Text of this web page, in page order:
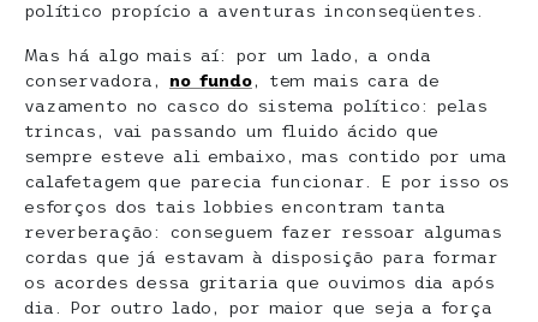
político propício a aventuras inconseqüentes.
Mas há algo mais aí: por um lado, a onda
conservadora, no fundo, tem mais cara de
vazamento no casco do sistema político: pelas
trincas, vai passando um fluido ácido que
sempre esteve ali embaixo, mas contido por uma
calafetagem que parecia funcionar. E por isso os
esforços dos tais lobbies encontram tanta
reverberação: conseguem fazer ressoar algumas
cordas que já estavam à disposição para formar
os acordes dessa gritaria que ouvimos dia após
dia. Por outro lado, por maior que seja a força